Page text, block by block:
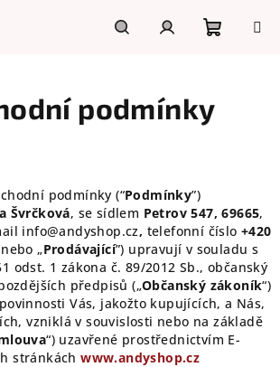
košík
podmínky
podmínky (“Podmínky”)
Švrčková, se sídlem Petrov 547, 69665,
info@andyshop.cz, telefonní číslo +420
nebo „Prodávající”) upravují v souladu s
odst. 1 zákona č. 89/2012 Sb., občanský
předpisů („Občanský zákoník“)
Vás, jakožto kupujících, a Nás,
vzniklá v souvislosti nebo na základě
“) uzavřené prostřednictvím E-
stránkáchwww.andyshop.cz